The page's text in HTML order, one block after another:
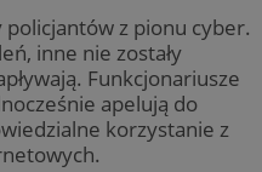
z pionu cyber.
inne nie zostały
Funkcjonariusze
apelują do
korzystanie z